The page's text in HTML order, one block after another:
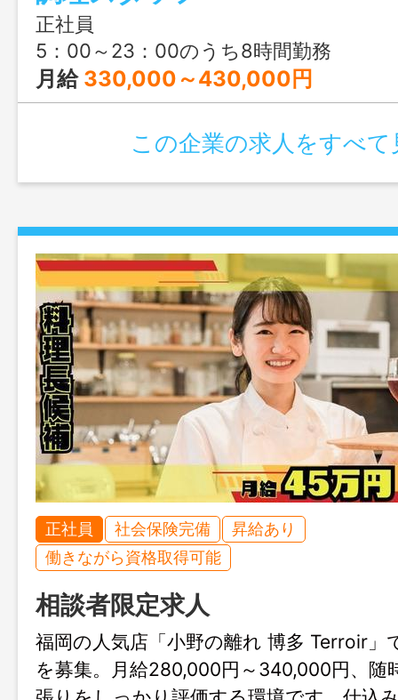
正社員
5：00～23：00のうち8時間勤務
月給 330,000～430,000円
この企業の求人をすべて
正社員 社会保険完備
昇給あり
働きながら資格取得可能
相談者限定求人
福岡の人気店「小野の離れ 博多 Terroir」
を募集。月給280,000円～340,000円、随